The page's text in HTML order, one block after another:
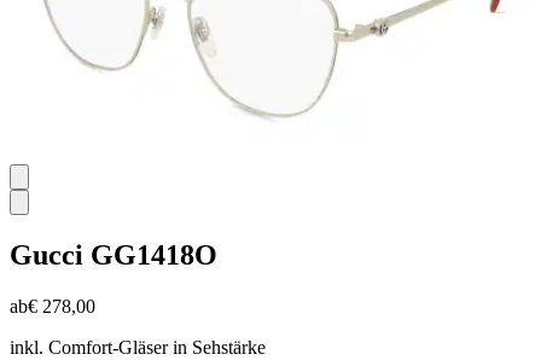
Gucci GG1418O
ab€ 278,00
inkl. Comfort-Gläser in Sehstärke